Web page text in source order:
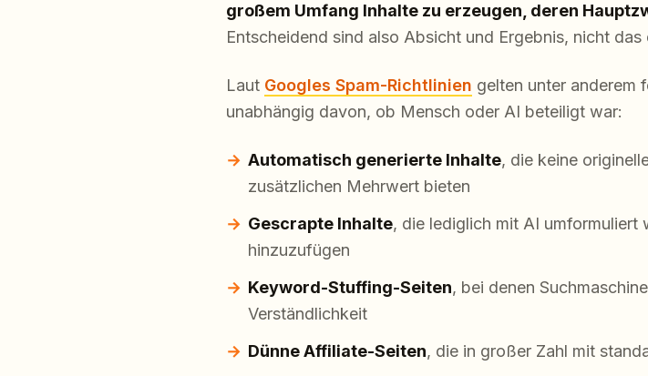
großem Umfang Inhalte zu erzeugen, deren
Entscheidend sind also Absicht und Ergebnis, nicht das
Laut Googles Spam-Richtlinien gelten unter anderem
unabhängig davon, ob Mensch oder AI beteiligt war:
Automatisch generierte Inhalte, die keine
zusätzlichen Mehrwert bieten
Gescrapte Inhalte, die lediglich mit AI umformuliert
hinzuzufügen
Keyword-Stuffing-Seiten, bei denen
Verständlichkeit
Dünne Affiliate-Seiten, die in großer Zahl mit